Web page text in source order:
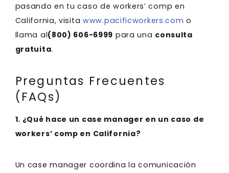
pasando en tu caso de workers’ comp en
California, visitawww.pacificworkers.com o
llama al(800) 606-6999 para una consulta
gratuita.
Preguntas Frecuentes
(FAQs)
1. ¿Qué hace un case manager en un caso de
workers’ comp en California?
Un case manager coordina la comunicación